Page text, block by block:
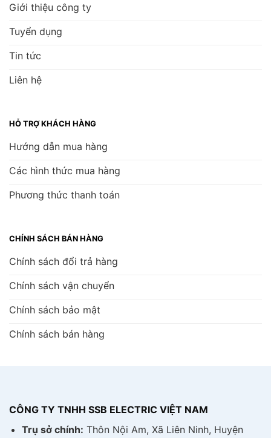
Giới thiệu công ty
Tuyển dụng
Tin tức
Liên hệ
HỖ TRỢ KHÁCH HÀNG
Hướng dẫn mua hàng
Các hình thức mua hàng
Phương thức thanh toán
CHÍNH SÁCH BÁN HÀNG
Chính sách đổi trả hàng
Chính sách vận chuyển
Chính sách bảo mật
Chính sách bán hàng
CÔNG TY TNHH SSB ELECTRIC VIỆT NAM
Trụ sở chính: Thôn Nội Am, Xã Liên Ninh, Huyện